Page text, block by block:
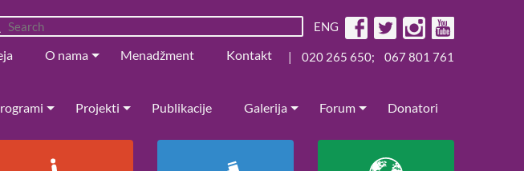
ENG
O nama Menadžment Kontakt | 020 265 650; 067 801 761
Projekti Publikacije Galerija Forum Donatori